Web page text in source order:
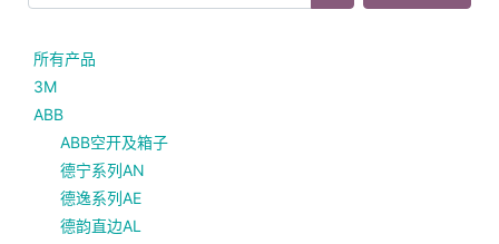
所有产品
3M
ABB
ABB空开及箱子
德宁系列AN
德逸系列AE
德韵直边AL